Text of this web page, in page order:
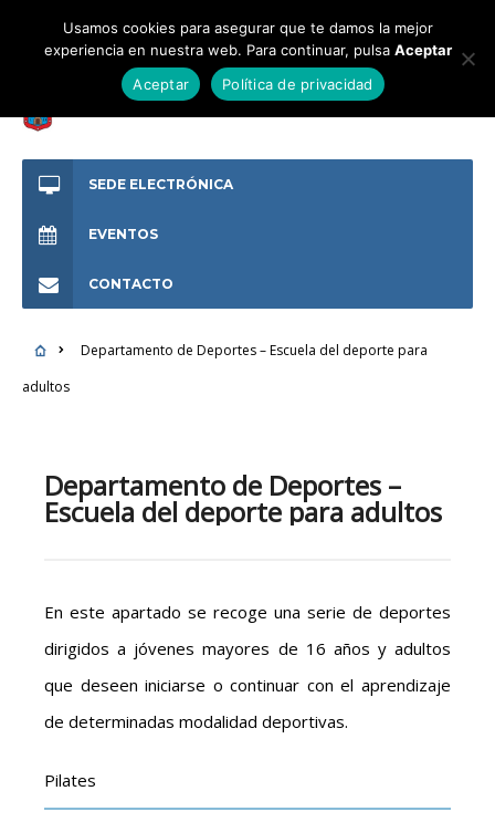
SEDE ELECTRÓNICA
EVENTOS
CONTACTO
Departamento de Deportes – Escuela del deporte para
adultos
Departamento de Deportes –
Escuela del deporte para adultos
En este apartado se recoge una serie de deportes
dirigidos a jóvenes mayores de 16 años y adultos
que deseen iniciarse o continuar con el aprendizaje
de determinadas modalidad deportivas.
Pilates
Usamos cookies para asegurar que te damos la mejor
experiencia en nuestra web. Para continuar, pulsa Aceptar
Aceptar
Política de privacidad